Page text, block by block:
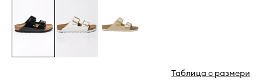
Таблица с размери